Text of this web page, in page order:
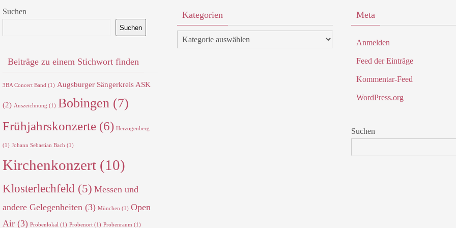
Suchen
Suchen
Beiträge zu einem Stichwort finden
3BA Concert Band (1) Augsburger Sängerkreis ASK
(2) Auszeichnung (1) Bobingen (7)
Frühjahrskonzerte (6) Herzogenberg
(1) Johann Sebastian Bach (1)
Kirchenkonzert (10)
Klosterlechfeld (5) Messen und
andere Gelegenheiten (3) München (1) Open
Air (3) Probenlokal (1) Probenort (1) Probenraum (1)
Kategorien
Kategorien
Meta
Anmelden
Feed der Einträge
Kommentar-Feed
WordPress.org
Suchen